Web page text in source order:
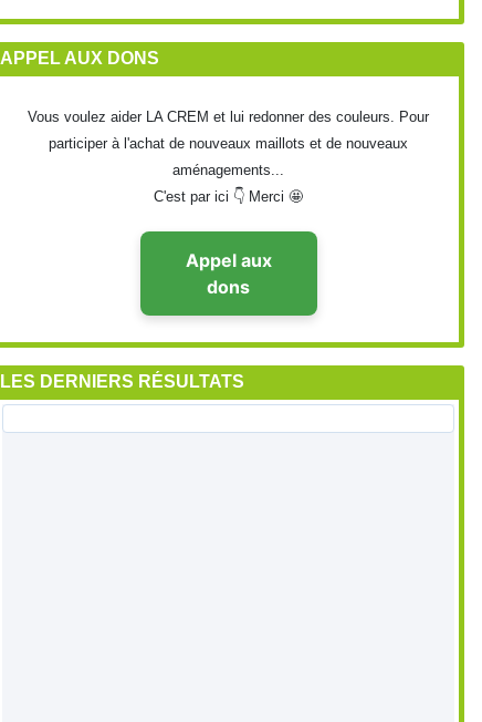
APPEL AUX DONS
Vous voulez aider LA CREM et lui redonner des couleurs. Pour
participer à l'achat de nouveaux maillots et de nouveaux
aménagements...
C'est par ici 👇 Merci 🤩
Appel aux
dons
LES DERNIERS RÉSULTATS